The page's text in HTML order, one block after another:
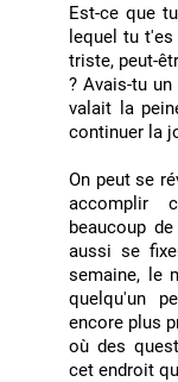
Est-ce que
lequel tu
triste, peut-
? Avais-tu
valait la
continuer la
On peut se
accomplir
beaucoup
aussi se
semaine, le
quelqu'un
encore plus
où des
cet endroit